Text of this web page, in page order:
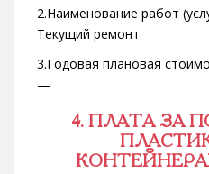
2.Наименование работ
Текущий ремонт
3.Годовая плановая
—
4. ПЛАТА ЗА